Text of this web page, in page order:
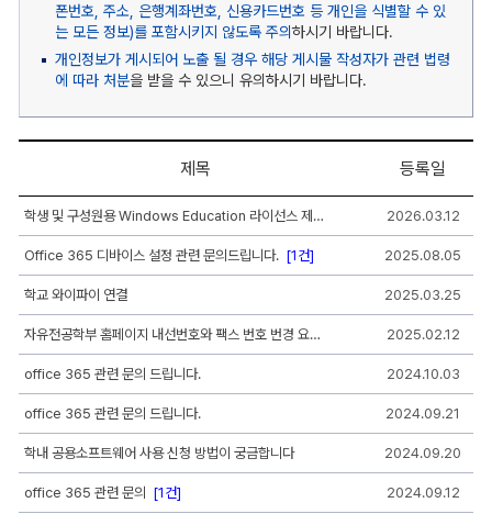
폰번호, 주소, 은행계좌번호, 신용카드번호 등 개인을 식별할 수 있
는 모든 정보)를 포함시키지 않도록 주의하시기 바랍니다.
개인정보가 게시되어 노출 될 경우 해당 게시물 작성자가 관련 법령
에 따라 처분을 받을 수 있으니 유의하시기 바랍니다.
묻
고
답
하
기
게
시
판
트
-
번
호,
제
목,
작
제목 등록일
학생 및 구성원용 Windows Education 라이선스 제공 여부 문의 2026.03.12
Office 365 디바이스 설정 관련 문의드립니다. [1건] 2025.08.05
학교 와이파이 연결 2025.03.25
자유전공학부 홈페이지 내선번호와 팩스 번호 번경 요청 드립니다 2025.02.12
office 365 관련 문의 드립니다. 2024.10.03
office 365 관련 문의 드립니다. 2024.09.21
학내 공용소프트웨어 사용 신청 방법이 궁금합니다 2024.09.20
office 365 관련 문의 [1건] 2024.09.12